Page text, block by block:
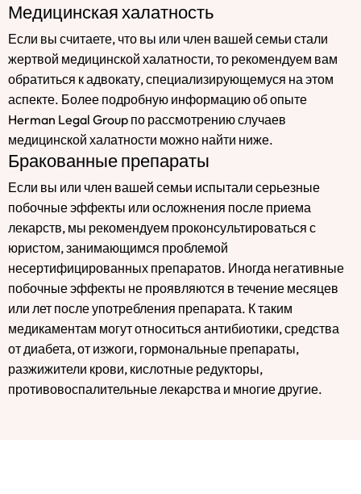
Медицинская халатность
Если вы считаете, что вы или член вашей семьи стали
жертвой медицинской халатности, то рекомендуем вам
обратиться к адвокату, специализирующемуся на этом
аспекте. Более подробную информацию об опыте
Herman Legal Group по рассмотрению случаев
медицинской халатности можно найти ниже.
Бракованные препараты
Если вы или член вашей семьи испытали серьезные
побочные эффекты или осложнения после приема
лекарств, мы рекомендуем проконсультироваться с
юристом, занимающимся проблемой
несертифицированных препаратов. Иногда негативные
побочные эффекты не проявляются в течение месяцев
или лет после употребления препарата. К таким
медикаментам могут относиться антибиотики, средства
от диабета, от изжоги, гормональные препараты,
разжижители крови, кислотные редукторы,
противовоспалительные лекарства и многие другие.